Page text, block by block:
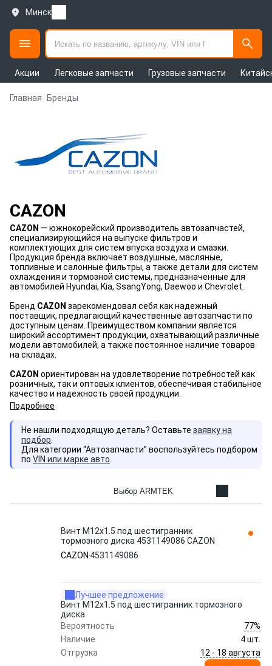
Минск
Акции Легковые запчасти Грузовые запчасти
Главная Бренды
CAZON
CAZON — южнокорейский производитель автозапчастей,
специализирующийся на выпуске фильтров и
комплектующих для систем впуска воздуха и смазки.
Продукция бренда включает воздушные, масляные,
топливные и салонные фильтры, а также детали для систем
охлаждения и тормозной системы, предназначенные для
автомобилей Hyundai, Kia, SsangYong, Daewoo и Chevrolet.
Бренд CAZON зарекомендовал себя как надежный
поставщик, предлагающий качественные автозапчасти по
доступным ценам. Преимуществом компании является
широкий ассортимент продукции, охватывающий различные
модели автомобилей, а также постоянное наличие товаров
на складах.
CAZON ориентирован на удовлетворение потребностей как
розничных, так и оптовых клиентов, обеспечивая стабильное
качество и надежность своей продукции.
Подробнее
Не нашли подходящую деталь? Оставьте заявку на
подбор
Для категории “Автозапчасти” воспользуйтесь подбором
по VIN или марке авто
Выбор ARMTEK
Винт М12x1.5 под шестигранник
тормозного диска 4531149086 CAZON
CAZON 4531149086
Лучшее предложение
Винт М12x1.5 под шестигранник тормозного
диска
Вероятность
77%
Наличие
4 шт.
Отгрузка
12 - 18 августа